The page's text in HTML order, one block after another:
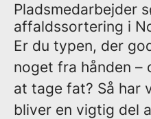
Pladsmedarbejder
affaldssortering i
Er du typen, der
noget fra hånden –
at tage fat? Så har
bliver en vigtig del